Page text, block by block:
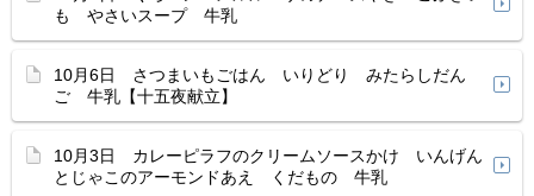
も やさいスープ 牛乳
10月6日 さつまいもごはん いりどり みたらしだん
ご 牛乳【十五夜献立】
10月3日 カレーピラフのクリームソースかけ いんげん
とじゃこのアーモンドあえ くだもの 牛乳